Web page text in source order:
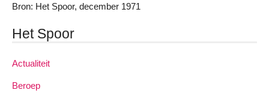
Bron: Het Spoor, december 1971
Het Spoor
Actualiteit
Beroep